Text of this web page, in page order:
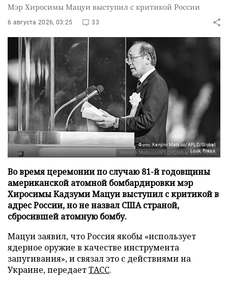
Мэр Хиросимы Мацуи выступил с критикой России
6 августа 2026, 03:25 33
Фото: Kenjiro Matsuo/AFLO/Global
Look Press
Во время церемонии по случаю 81-й годовщины
американской атомной бомбардировки мэр
Хиросимы Кадзуми Мацуи выступил с критикой в
адрес России, но не назвал США страной,
сбросившей атомную бомбу.
Мацуи заявил, что Россия якобы «использует
ядерное оружие в качестве инструмента
запугивания», и связал это с действиями на
Украине, передаетТАСС.